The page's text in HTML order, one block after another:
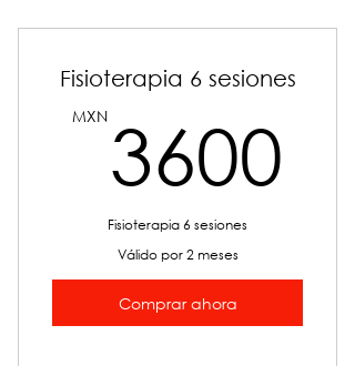
Fisioterapia 6 sesiones
MXN 3600
Fisioterapia 6 sesiones
Válido por 2 meses
Comprar ahora